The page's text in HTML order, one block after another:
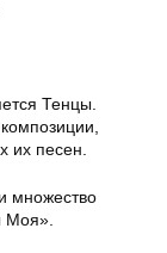
Тенцы.
их песен.
множество
Моя».